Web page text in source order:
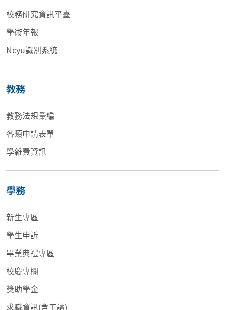
校務研究資訊平臺
學術年報
Ncyu識別系統
教務
教務法規彙編
各類申請表單
學雜費資訊
學務
新生專區
學生申訴
畢業典禮專區
校慶專欄
獎助學金
求職資訊(含工讀)